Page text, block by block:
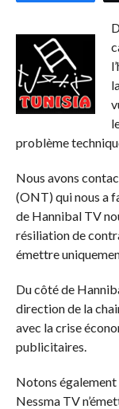
problème
Nous avons
(ONT) qui nous a
de Hannibal TV
résiliation de
émettre
Du côté de
direction de la
avec la crise
publicitaires.
Notons
Nessma TV